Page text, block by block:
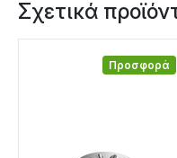
Σχετικά
Προσφορά